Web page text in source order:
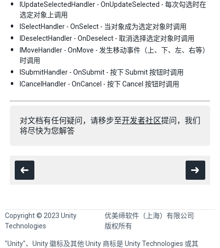
IUpdateSelectedHandler - OnUpdateSelected - 每次勾选时在
选定对象上调用
ISelectHandler - OnSelect - 当对象成为选定对象时调用
IDeselectHandler - OnDeselect - 取消选择选定对象时调用
IMoveHandler - OnMove - 发生移动事件（上、下、左、右等）
时调用
ISubmitHandler - OnSubmit - 按下 Submit 按钮时调用
ICancelHandler - OnCancel - 按下 Cancel 按钮时调用
对文档有任何疑问，请移步至开发者社区提问，我们
将尽快为您解答
Copyright © 2023 Unity
Technologies
优美缔软件（上海）有限公司
版权所有
"Unity"、Unity 徽标及其他 Unity 商标是 Unity Technologies 或其